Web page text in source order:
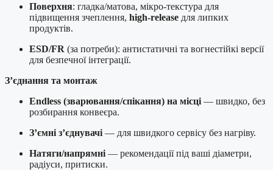
Поверхня: гладка/матова, мікро-текстура для
підвищення зчеплення, high-release для липких
продуктів.
ESD/FR (за потреби): антистатичні та вогнестійкі версії
для безпечної інтеграції.
З’єднання та монтаж
Endless (зварювання/спікання) на місці — швидко, без
розбирання конвеєра.
З’ємні з’єднувачі — для швидкого сервісу без нагріву.
Натяги/напрямні — рекомендації під ваші діаметри,
радіуси, притиски.